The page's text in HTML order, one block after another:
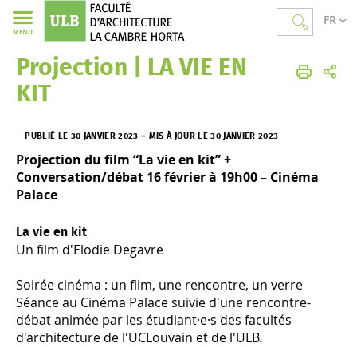
FR
MENU
Faculté d'Architecture La Cambre Horta Accueil
Projection | LA VIE EN
KIT
PUBLIÉ LE 30 JANVIER 2023 – MIS À JOUR LE 30 JANVIER 2023
Projection du film “La vie en kit” +
Conversation/débat 16 février à 19h00 – Cinéma
Palace
La vie en kit
Un film d'Elodie Degavre
Soirée cinéma : un film, une rencontre, un verre
Séance au Cinéma Palace suivie d'une rencontre-
débat animée par les étudiant·e·s des facultés
d'architecture de l'UCLouvain et de l'ULB.